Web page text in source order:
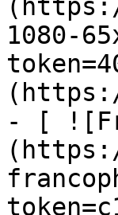
1080-
- [